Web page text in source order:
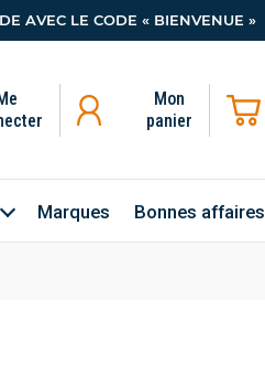
AVEC LE CODE « BIENVENUE »
Mon
panier
Marques Bonnes affaires